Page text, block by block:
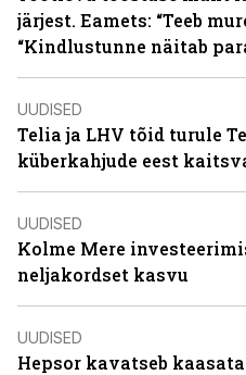
järjest. Eamets: “Teeb
“Kindlustunne näitab
UUDISED
Telia ja LHV tõid turule
küberkahjude eest
UUDISED
Kolme Mere
neljakordset kasvu
UUDISED
Hepsor kavatseb